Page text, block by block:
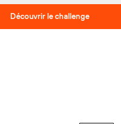
Découvrir le challenge